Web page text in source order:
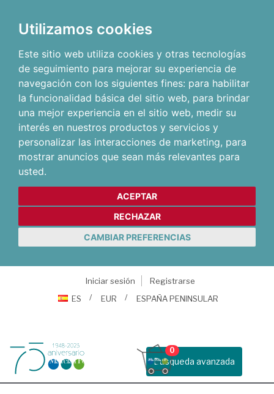
Utilizamos cookies
Este sitio web utiliza cookies y otras tecnologías
de seguimiento para mejorar su experiencia de
navegación con los siguientes fines: para habilitar
la funcionalidad básica del sitio web, para brindar
una mejor experiencia en el sitio web, medir su
interés en nuestros productos y servicios y
personalizar las interacciones de marketing, para
mostrar anuncios que sean más relevantes para
usted.
ACEPTAR
RECHAZAR
CAMBIAR PREFERENCIAS
Iniciar sesión
Registrarse
ES
EUR ESPAÑA PENINSULAR
Busqueda avanzada
0